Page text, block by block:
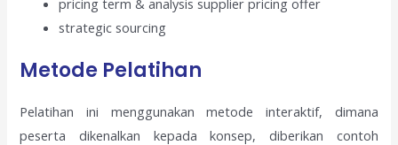
pricing term & analysis supplier pricing offer
strategic sourcing
Metode Pelatihan
Pelatihan ini menggunakan metode interaktif, dimana
peserta dikenalkan kepada konsep, diberikan contoh